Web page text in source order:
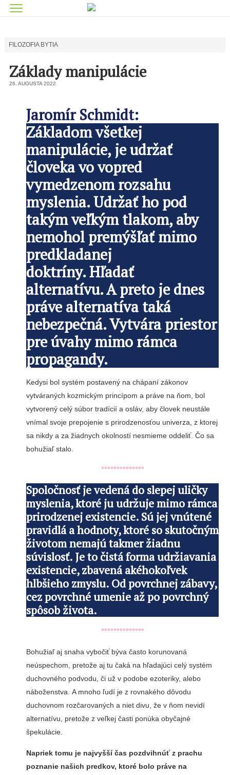
FILOZOFIA BYTIA
Základy manipulácie
26. AUGUSTA 2022
Jaromír Schmidt:
Základom všetkej
manipulácie, je udržať
človeka vo vopred
vymedzenom rozsahu
myslenia. Udržať ho pod
takým veľkým tlakom, aby
nemohol premýšľať mimo
predkladanej
doktríny. Hľadať
alternatívu. A preto je dnes
práve alternatíva taká
nebezpečná. Vytvára priestor
pre úvahy mimo rámca
propagandy.
Kedysi bol systém postavený na chápaní zákonov
vytváraných kozmickým princípom a práve na ňom, bol
vytvorený celý súbor tradícií a osláv, aby človek neustále
vnímal svoje prepojenie s prirodzenosťou univerza, z ktorej
sa nikdy a za žiadnych okolností nesmieme oddeliť. Čo sa
bohužiaľ stalo.
°°°°°°°°°°°°°°
Spoločnosť je vedená do slepej uličky
myslenia, ktoré ju udržuje mimo rámca
prirodzenej existencie. Sú jej vnútené
pravidlá a hodnoty, ktoré so skutočným
životom nemajú takmer žiadnu
súvislosť. Je to čistá forma udržiavania
existencie, zbavená akéhokoľvek
hlbšieho zmyslu. Od povrchnej zábavy,
cez povrchné umenie až po povrchný
spôsob života.
°°°°°°°°°°°°°°
Bohužiaľ aj snaha vybočiť býva často korunovaná
neúspechom, pretože aj tu čaká na hľadajúci celý systém
duchovného podvodu, či už v podobe ezoteriky, alebo
náboženstva. A mnoho ľudí je z rovnakého dôvodu
duchovnom rozčarovaných a niet divu, že v ňom nevidí
alternatívu, pretože z veľkej časti ponúka obyčajné
špekulácie.
Napriek tomu je najvyšší čas pozdvihnúť z prachu
poznanie našich predkov, ktoré bolo práve na